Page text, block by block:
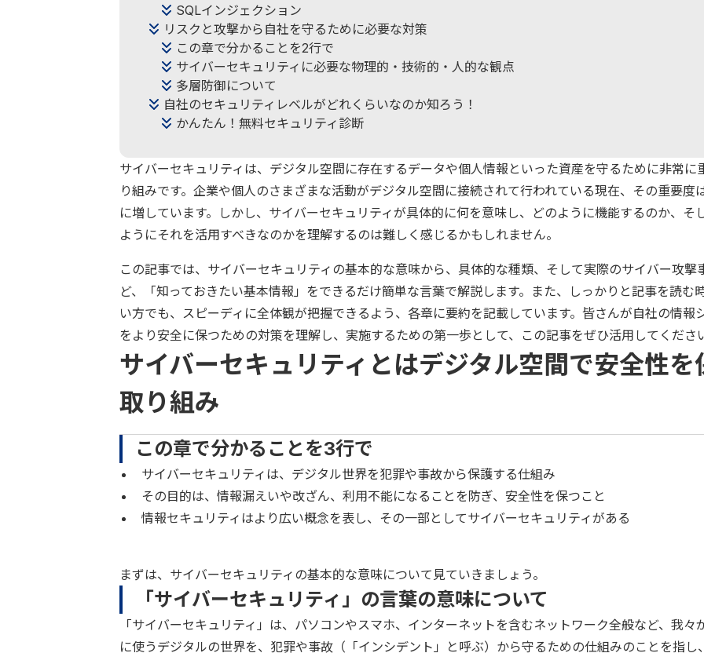
SQLインジェクション
リスクと攻撃から自社を守るために必要な対策
この章で分かることを2行で
サイバーセキュリティに必要な物理的・技術的・人的な観点
多層防御について
自社のセキュリティレベルがどれくらいなのか知ろう！
かんたん！無料セキュリティ診断
サイバーセキュリティは、デジタル空間に存在するデータや個人情報といった資産を守るために非常に
り組みです。企業や個人のさまざまな活動がデジタル空間に接続されて行われている現在、その重要度
に増しています。しかし、サイバーセキュリティが具体的に何を意味し、どのように機能するのか、そ
ようにそれを活用すべきなのかを理解するのは難しく感じるかもしれません。
この記事では、サイバーセキュリティの基本的な意味から、具体的な種類、そして実際のサイバー攻撃
ど、「知っておきたい基本情報」をできるだけ簡単な言葉で解説します。また、しっかりと記事を読む
い方でも、スピーディに全体観が把握できるよう、各章に要約を記載しています。皆さんが自社の情報
をより安全に保つための対策を理解し、実施するための第一歩として、この記事をぜひ活用してくださ
サイバーセキュリティとはデジタル空間で安全性を
取り組み
この章で分かることを3行で
サイバーセキュリティは、デジタル世界を犯罪や事故から保護する仕組み
その目的は、情報漏えいや改ざん、利用不能になることを防ぎ、安全性を保つこと
情報セキュリティはより広い概念を表し、その一部としてサイバーセキュリティがある
まずは、サイバーセキュリティの基本的な意味について見ていきましょう。
「サイバーセキュリティ」の言葉の意味について
「サイバーセキュリティ」は、パソコンやスマホ、インターネットを含むネットワーク全般など、我々
に使うデジタルの世界を、犯罪や事故（「インシデント」と呼ぶ）から守るための仕組みのことを指し